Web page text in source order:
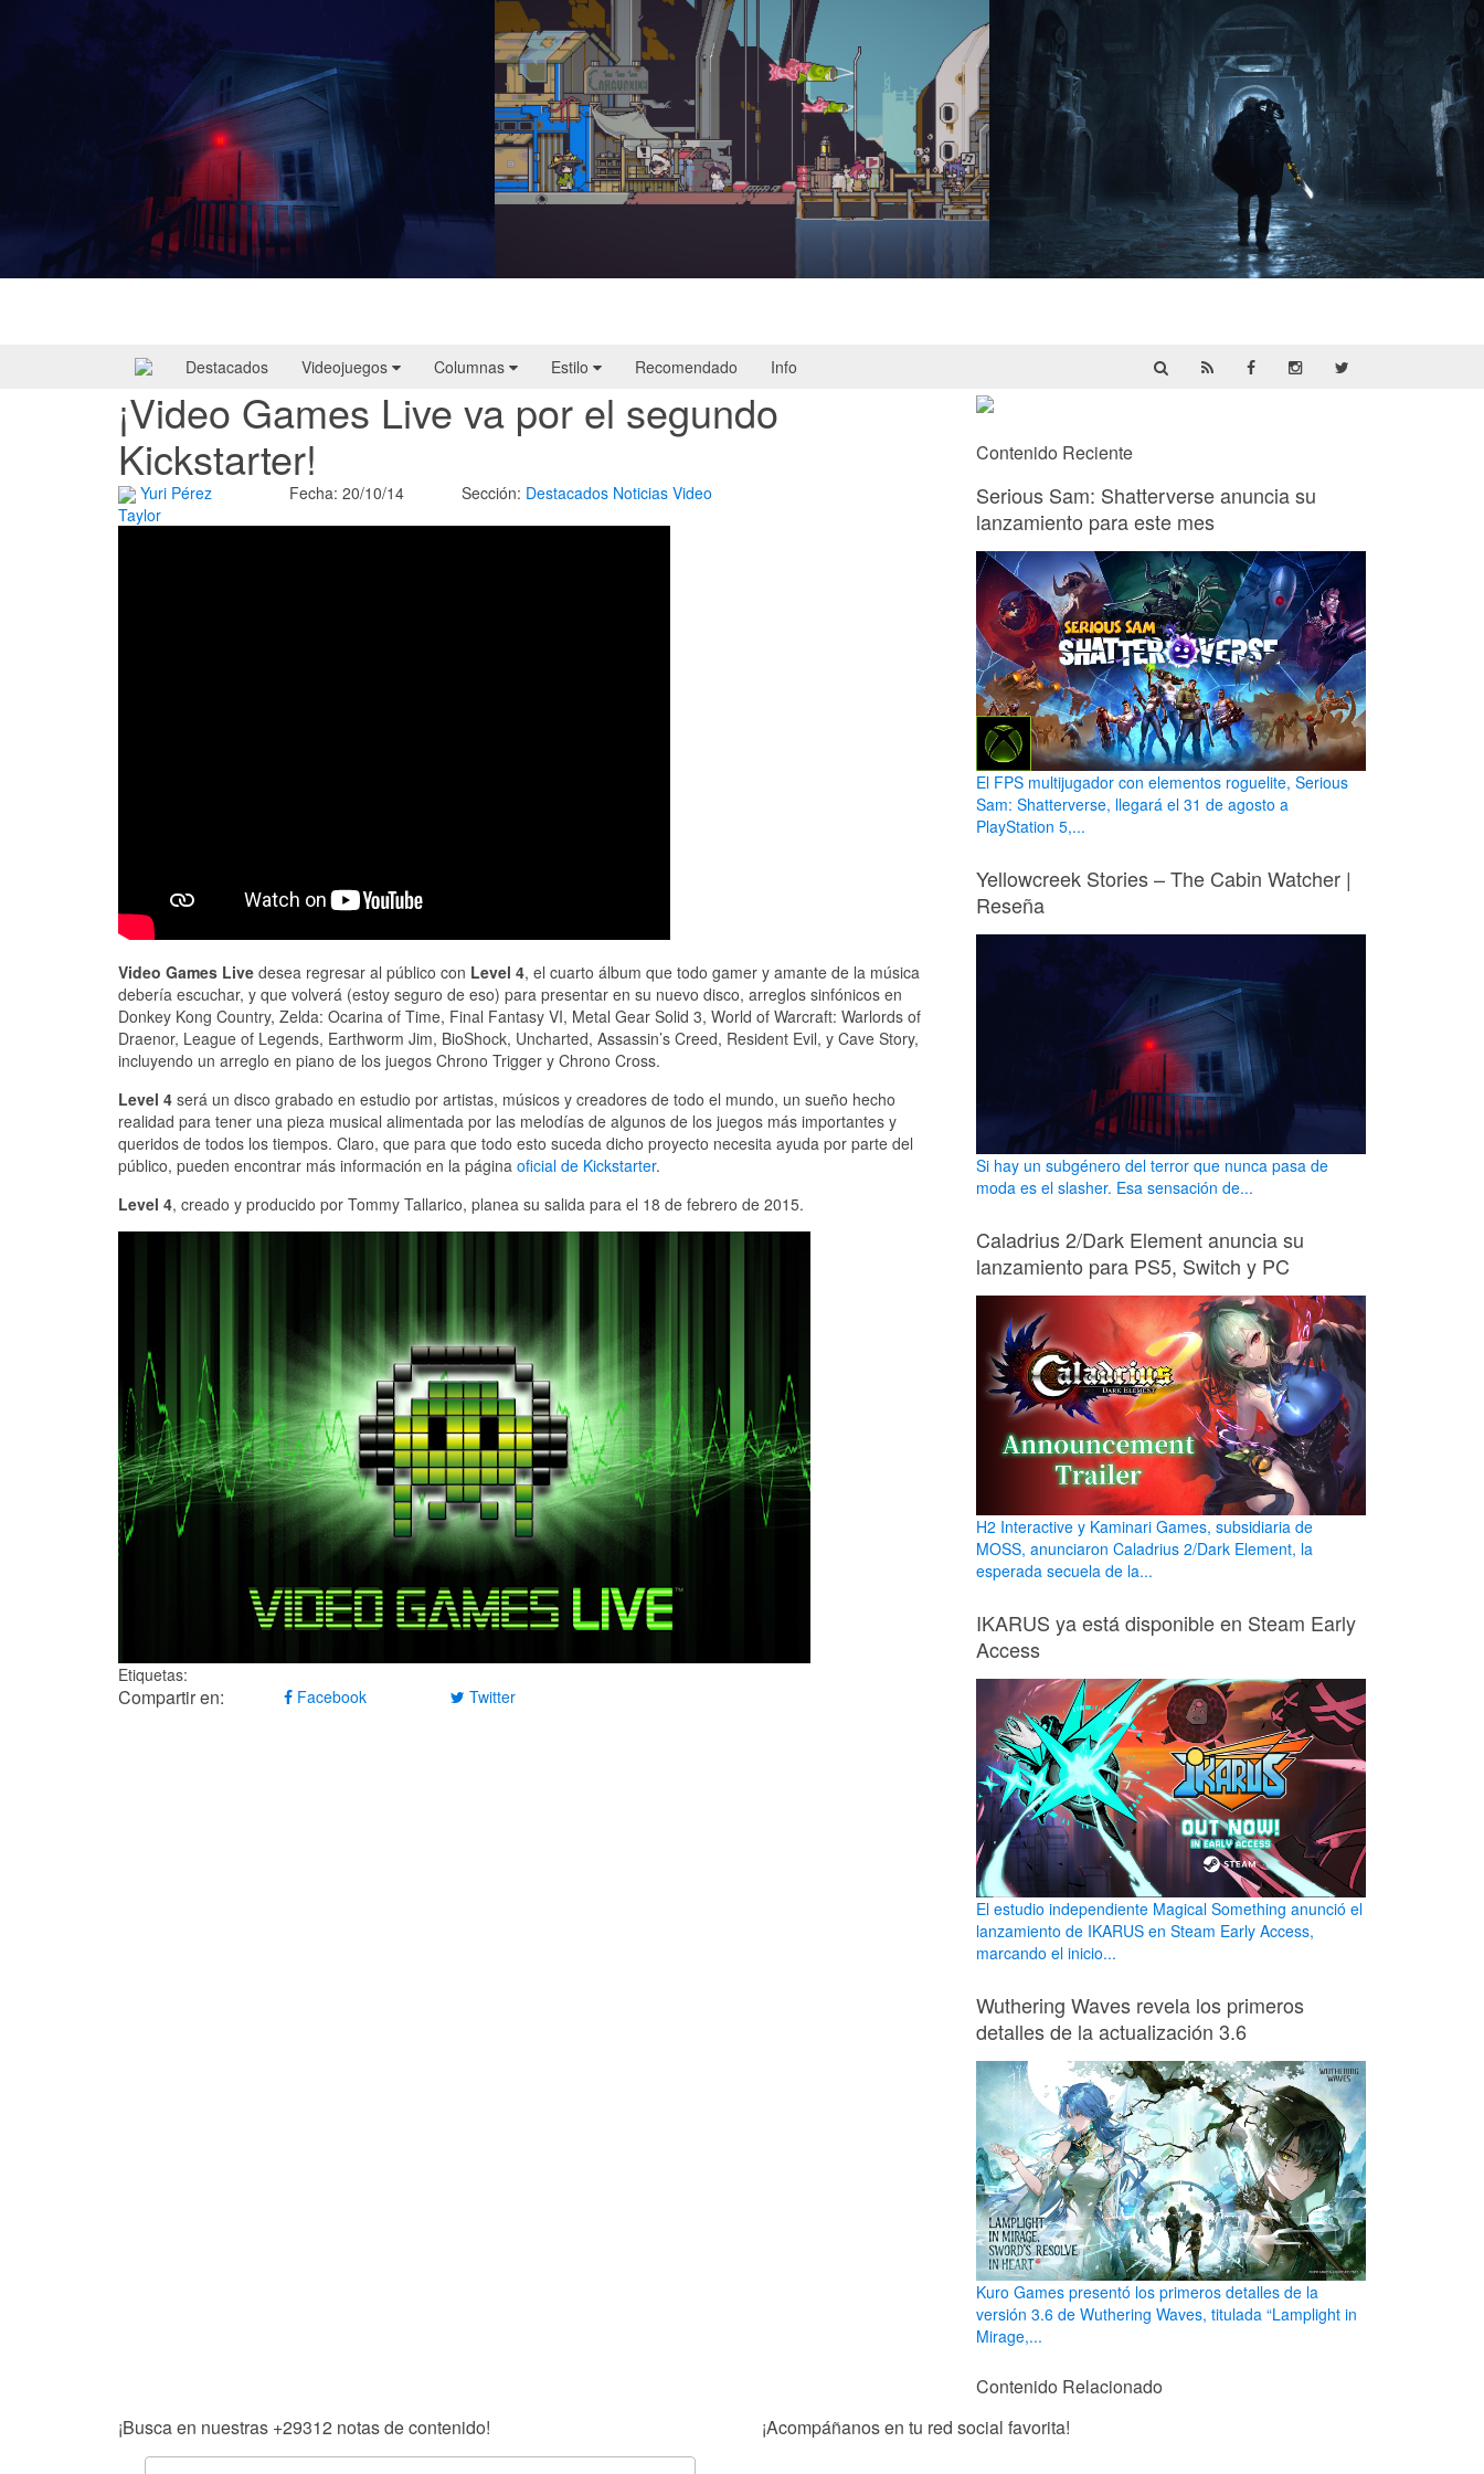
Destacados Videojuegos Columnas Estilo Recomendado Info
¡Video Games Live va por el segundo
Kickstarter!
Yuri Pérez
Taylor
Fecha: 20/10/14 Sección: Destacados Noticias Video
Video Games Live desea regresar al público con Level 4, el cuarto álbum que todo gamer y amante de la música
debería escuchar, y que volverá (estoy seguro de eso) para presentar en su nuevo disco, arreglos sinfónicos en
Donkey Kong Country, Zelda: Ocarina of Time, Final Fantasy VI, Metal Gear Solid 3, World of Warcraft: Warlords of
Draenor, League of Legends, Earthworm Jim, BioShock, Uncharted, Assassin’s Creed, Resident Evil, y Cave Story,
incluyendo un arreglo en piano de los juegos Chrono Trigger y Chrono Cross.
Level 4 será un disco grabado en estudio por artistas, músicos y creadores de todo el mundo, un sueño hecho
realidad para tener una pieza musical alimentada por las melodías de algunos de los juegos más importantes y
queridos de todos los tiempos. Claro, que para que todo esto suceda dicho proyecto necesita ayuda por parte del
público, pueden encontrar más información en la página oficial de Kickstarter.
Level 4, creado y producido por Tommy Tallarico, planea su salida para el 18 de febrero de 2015.
Etiquetas:
Compartir en: Facebook Twitter
Contenido Reciente
Serious Sam: Shatterverse anuncia su
lanzamiento para este mes
El FPS multijugador con elementos roguelite, Serious
Sam: Shatterverse, llegará el 31 de agosto a
PlayStation 5,...
Yellowcreek Stories – The Cabin Watcher |
Reseña
Si hay un subgénero del terror que nunca pasa de
moda es el slasher. Esa sensación de...
Caladrius 2/Dark Element anuncia su
lanzamiento para PS5, Switch y PC
H2 Interactive y Kaminari Games, subsidiaria de
MOSS, anunciaron Caladrius 2/Dark Element, la
esperada secuela de la...
IKARUS ya está disponible en Steam Early
Access
El estudio independiente Magical Something anunció el
lanzamiento de IKARUS en Steam Early Access,
marcando el inicio...
Wuthering Waves revela los primeros
detalles de la actualización 3.6
Kuro Games presentó los primeros detalles de la
versión 3.6 de Wuthering Waves, titulada “Lamplight in
Mirage,...
Contenido Relacionado
¡Busca en nuestras +29312 notas de contenido! ¡Acompáñanos en tu red social favorita!